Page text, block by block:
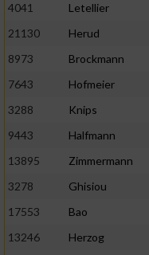
4041
Letellier
21130
Herud
8973
Brockmann
7643
Hofmeier
3288
Knips
9443
Halfmann
13895
Zimmermann
3278
Ghisiou
17553
Bao
13246
Herzog